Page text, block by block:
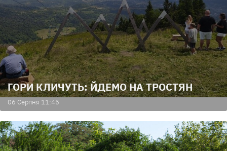
ГОРИ КЛИЧУТЬ: ЙДЕМО НА ТРОСТЯН
06 Серпня 11:45